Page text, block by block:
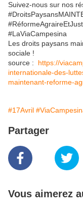
Suivez-nous sur nos
#LaViaCampesina
Les droits paysans
sociale !
source : https://
internationale-des-
maintenant-reforme-
#17Avril
Partager
Vous aimerez